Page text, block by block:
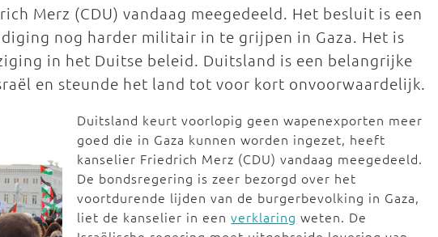
Merz (CDU) vandaag meegedeeld. Het besluit is een
nog harder militair in te grijpen in Gaza. Het is
in het Duitse beleid. Duitsland is een belangrijke
en steunde het land tot voor kort onvoorwaardelijk.
Duitsland keurt voorlopig geen wapenexporten meer
goed die in Gaza kunnen worden ingezet, heeft
kanselier Friedrich Merz (CDU) vandaag meegedeeld.
De bondsregering is zeer bezorgd over het
voortdurende lijden van de burgerbevolking in Gaza,
liet de kanselier in eenverklaring weten. De